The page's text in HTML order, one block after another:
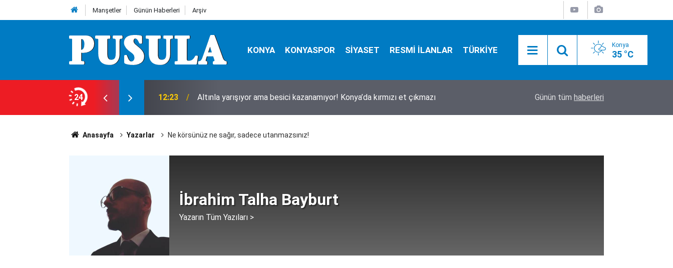
Manşetler Günün Haberleri Arşiv
KONYA KONYASPOR SİYASET RESMİ İLANLAR TÜRKİYE Konya
35 °C
24
gece! 1 kişi hayatını kaybetti 12:23 Altınla yarışıyor ama besici kazanamıyor! Konya’da kırmızı et çıkmazı Konya’da kayıp kuzu için seferberlik! 10
Günün tüm haberleri
Anasayfa Yazarlar Ne körsünüz ne sağır, sadece utanmazsınız!
İbrahim Talha Bayburt
Yazarın Tüm Yazıları >